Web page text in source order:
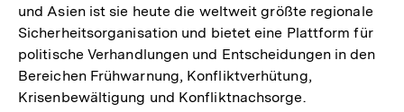
und Asien ist sie heute die weltweit größte regionale
Sicherheitsorganisation und bietet eine Plattform für
politische Verhandlungen und Entscheidungen in den
Bereichen Frühwarnung, Konfliktverhütung,
Krisenbewältigung und Konfliktnachsorge.